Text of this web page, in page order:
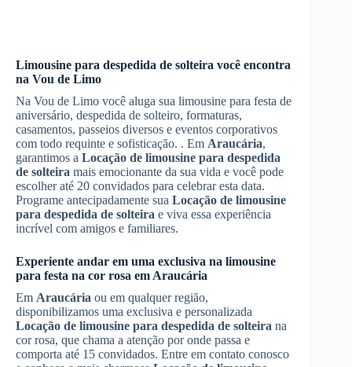
Limousine para despedida de solteira você encontra
na Vou de Limo
Na Vou de Limo você aluga sua limousine para festa de
aniversário, despedida de solteiro, formaturas,
casamentos, passeios diversos e eventos corporativos
com todo requinte e sofisticação. . Em Araucária,
garantimos a Locação de limousine para despedida
de solteira mais emocionante da sua vida e você pode
escolher até 20 convidados para celebrar esta data.
Programe antecipadamente sua Locação de limousine
para despedida de solteira e viva essa experiência
incrível com amigos e familiares.
Experiente andar em uma exclusiva na limousine
para festa na cor rosa em Araucária
Em Araucária ou em qualquer região,
disponibilizamos uma exclusiva e personalizada
Locação de limousine para despedida de solteira na
cor rosa, que chama a atenção por onde passa e
comporta até 15 convidados. Entre em contato conosco